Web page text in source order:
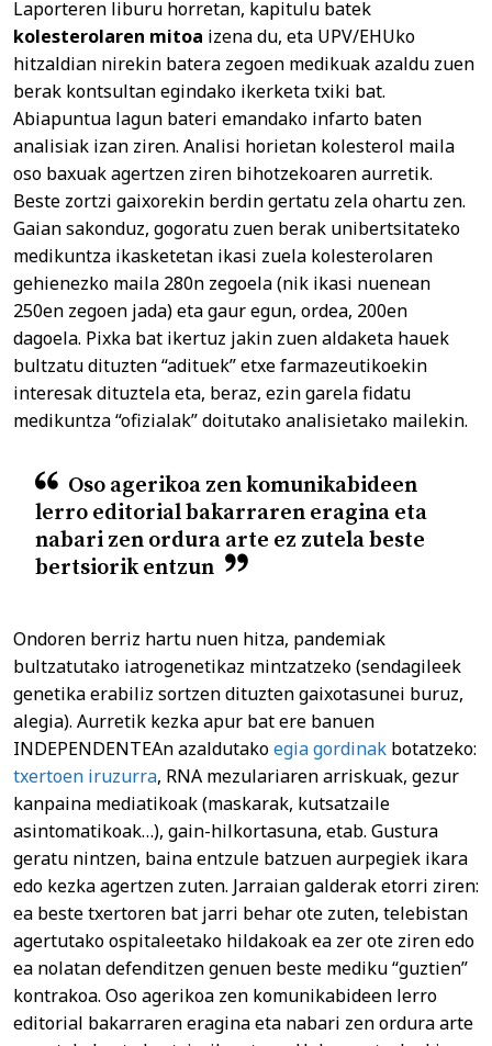
Laporteren liburu horretan, kapitulu batek
kolesterolaren mitoa izena du, eta UPV/EHUko
hitzaldian nirekin batera zegoen medikuak azaldu zuen
berak kontsultan egindako ikerketa txiki bat.
Abiapuntua lagun bateri emandako infarto baten
analisiak izan ziren. Analisi horietan kolesterol maila
oso baxuak agertzen ziren bihotzekoaren aurretik.
Beste zortzi gaixorekin berdin gertatu zela ohartu zen.
Gaian sakonduz, gogoratu zuen berak unibertsitateko
medikuntza ikasketetan ikasi zuela kolesterolaren
gehienezko maila 280n zegoela (nik ikasi nuenean
250en zegoen jada) eta gaur egun, ordea, 200en
dagoela. Pixka bat ikertuz jakin zuen aldaketa hauek
bultzatu dituzten “adituek” etxe farmazeutikoekin
interesak dituztela eta, beraz, ezin garela fidatu
medikuntza “ofizialak” doitutako analisietako mailekin.
Oso agerikoa zen komunikabideen
lerro editorial bakarraren eragina eta
nabari zen ordura arte ez zutela beste
bertsiorik entzun
Ondoren berriz hartu nuen hitza, pandemiak
bultzatutako iatrogenetikaz mintzatzeko (sendagileek
genetika erabiliz sortzen dituzten gaixotasunei buruz,
alegia). Aurretik kezka apur bat ere banuen
INDEPENDENTEAn azaldutakoegia gordinak botatzeko:
txertoen iruzurra, RNA mezulariaren arriskuak, gezur
kanpaina mediatikoak (maskarak, kutsatzaile
asintomatikoak…), gain-hilkortasuna, etab. Gustura
geratu nintzen, baina entzule batzuen aurpegiek ikara
edo kezka agertzen zuten. Jarraian galderak etorri ziren:
ea beste txertoren bat jarri behar ote zuten, telebistan
agertutako ospitaleetako hildakoak ea zer ote ziren edo
ea nolatan defenditzen genuen beste mediku “guztien”
kontrakoa. Oso agerikoa zen komunikabideen lerro
editorial bakarraren eragina eta nabari zen ordura arte